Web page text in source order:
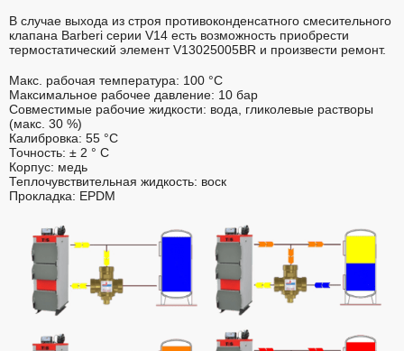
В случае выхода из строя противоконденсатного смесительного
клапана Barberi серии V14 есть возможность приобрести
термостатический элемент V13025005BR и произвести ремонт.
Макс. рабочая температура: 100 °C
Максимальное рабочее давление: 10 бар
Совместимые рабочие жидкости: вода, гликолевые растворы
(макс. 30 %)
Калибровка: 55 °C
Точность: ± 2 ° C
Корпус: медь
Теплочувствительная жидкость: воск
Прокладка: EPDM